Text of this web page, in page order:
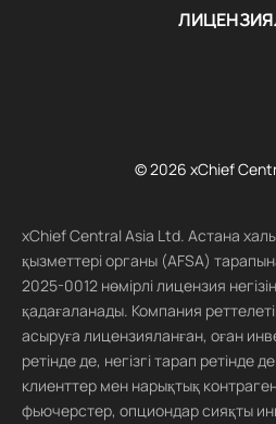
© 2026 xChief
xChief Central Asia Ltd. Астана
қызметтері органы (AFSA)
2025-0012 нөмірлі лицензия
қадағаланады. Компания
асыруға лицензияланған, оған
ретінде де, негізгі тарап ретінде
клиенттер мен нарықтық
фьючерстер, опциондар сияқты